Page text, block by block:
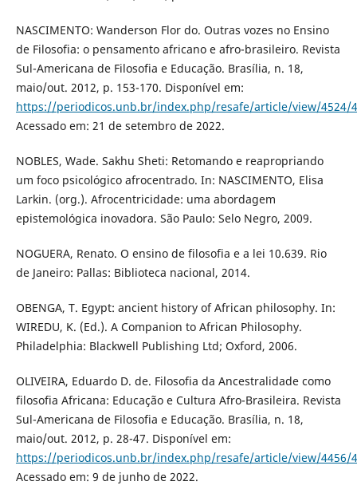
NASCIMENTO: Wanderson Flor do. Outras vozes no Ensino
de Filosofia: o pensamento africano e afro-brasileiro. Revista
Sul-Americana de Filosofia e Educação. Brasília, n. 18,
maio/out. 2012, p. 153-170. Disponível em:
https://periodicos.unb.br/index.php/resafe/article/view/4524/
Acessado em: 21 de setembro de 2022.
NOBLES, Wade. Sakhu Sheti: Retomando e reapropriando
um foco psicológico afrocentrado. In: NASCIMENTO, Elisa
Larkin. (org.). Afrocentricidade: uma abordagem
epistemológica inovadora. São Paulo: Selo Negro, 2009.
NOGUERA, Renato. O ensino de filosofia e a lei 10.639. Rio
de Janeiro: Pallas: Biblioteca nacional, 2014.
OBENGA, T. Egypt: ancient history of African philosophy. In:
WIREDU, K. (Ed.). A Companion to African Philosophy.
Philadelphia: Blackwell Publishing Ltd; Oxford, 2006.
OLIVEIRA, Eduardo D. de. Filosofia da Ancestralidade como
filosofia Africana: Educação e Cultura Afro-Brasileira. Revista
Sul-Americana de Filosofia e Educação. Brasília, n. 18,
maio/out. 2012, p. 28-47. Disponível em:
https://periodicos.unb.br/index.php/resafe/article/view/4456/
Acessado em: 9 de junho de 2022.